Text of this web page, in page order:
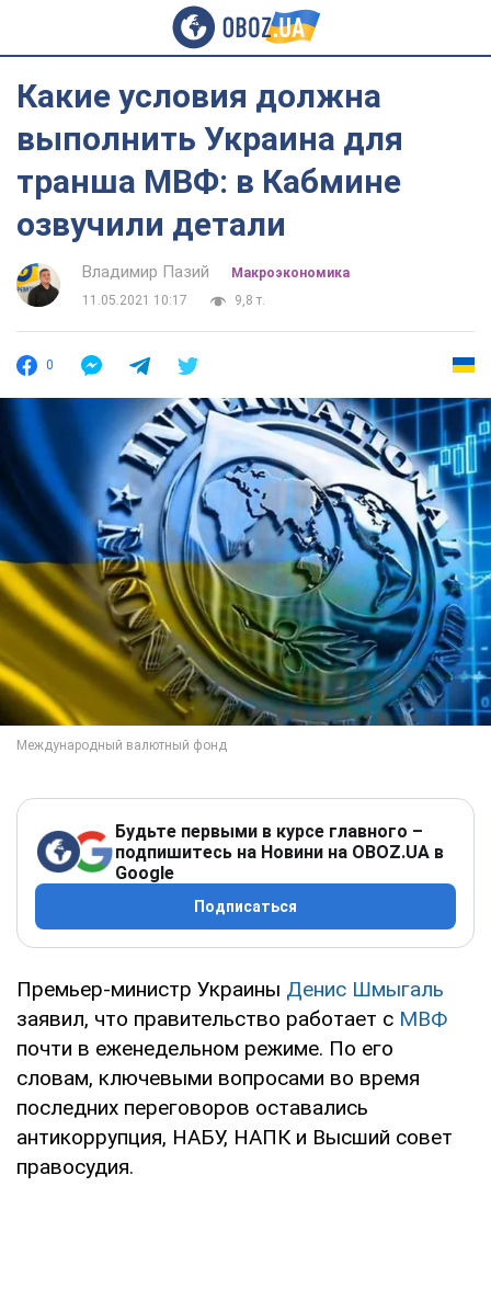
Какие условия должна
выполнить Украина для
транша МВФ: в Кабмине
озвучили детали
Владимир Пазий
Mакроэкономика
11.05.2021 10:17
9,8 т.
0
Будьте первыми в курсе главного –
подпишитесь на Новини на OBOZ.UA в
Google
Подписаться
Премьер-министр Украины Денис Шмыгаль
заявил, что правительство работает с МВФ
почти в еженедельном режиме. По его
словам, ключевыми вопросами во время
последних переговоров оставались
антикоррупция, НАБУ, НАПК и Высший совет
правосудия.